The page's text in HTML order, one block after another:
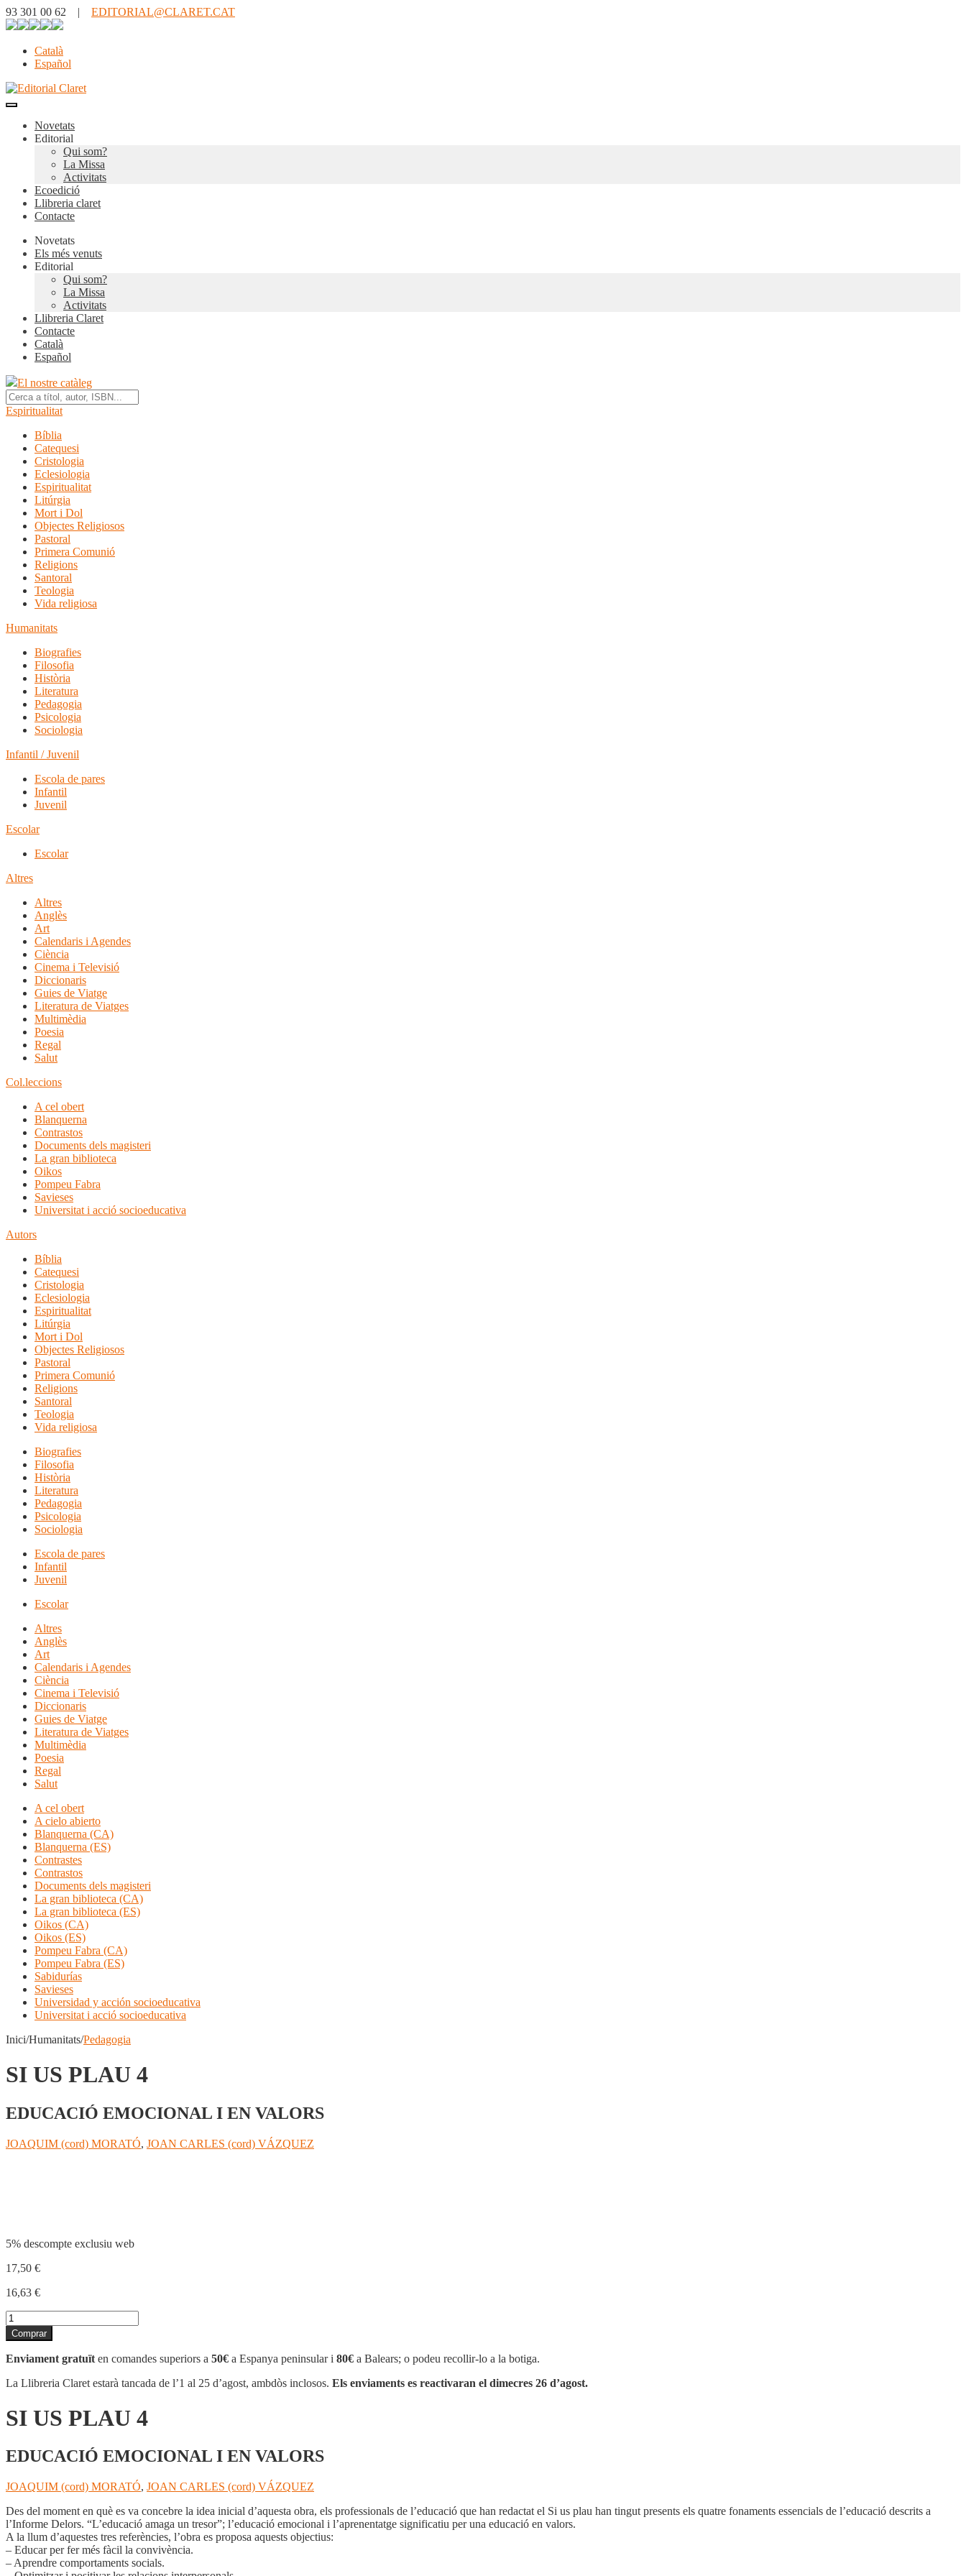
93 301 00 62 | EDITORIAL@CLARET.CAT
Català
Español
Novetats
Editorial
Qui som?
La Missa
Activitats
Ecoedició
Llibreria claret
Contacte
Novetats
Els més venuts
Editorial
Qui som?
La Missa
Activitats
Llibreria Claret
Contacte
Català
Español
El nostre catàleg
Espiritualitat
Bíblia
Catequesi
Cristologia
Eclesiologia
Espiritualitat
Litúrgia
Mort i Dol
Objectes Religiosos
Pastoral
Primera Comunió
Religions
Santoral
Teologia
Vida religiosa
Humanitats
Biografies
Filosofia
Història
Literatura
Pedagogia
Psicologia
Sociologia
Infantil / Juvenil
Escola de pares
Infantil
Juvenil
Escolar
Escolar
Altres
Altres
Anglès
Art
Calendaris i Agendes
Ciència
Cinema i Televisió
Diccionaris
Guies de Viatge
Literatura de Viatges
Multimèdia
Poesia
Regal
Salut
Col.leccions
A cel obert
Blanquerna
Contrastos
Documents dels magisteri
La gran biblioteca
Oikos
Pompeu Fabra
Savieses
Universitat i acció socioeducativa
Autors
Bíblia
Catequesi
Cristologia
Eclesiologia
Espiritualitat
Litúrgia
Mort i Dol
Objectes Religiosos
Pastoral
Primera Comunió
Religions
Santoral
Teologia
Vida religiosa
Biografies
Filosofia
Història
Literatura
Pedagogia
Psicologia
Sociologia
Escola de pares
Infantil
Juvenil
Escolar
Altres
Anglès
Art
Calendaris i Agendes
Ciència
Cinema i Televisió
Diccionaris
Guies de Viatge
Literatura de Viatges
Multimèdia
Poesia
Regal
Salut
A cel obert
A cielo abierto
Blanquerna (CA)
Blanquerna (ES)
Contrastes
Contrastos
Documents dels magisteri
La gran biblioteca (CA)
La gran biblioteca (ES)
Oikos (CA)
Oikos (ES)
Pompeu Fabra (CA)
Pompeu Fabra (ES)
Sabidurías
Savieses
Universidad y acción socioeducativa
Universitat i acció socioeducativa
Inici/Humanitats/Pedagogia
SI US PLAU 4
EDUCACIÓ EMOCIONAL I EN VALORS
JOAQUIM (cord) MORATÓ, JOAN CARLES (cord) VÁZQUEZ
5% descompte exclusiu web
17,50 €
16,63 €
quantitat
de
SI
US
4
Comprar
Enviament gratuït en comandes superiors a 50€ a Espanya peninsular i 80€ a Balears; o podeu recollir-lo a la botiga.
La Llibreria Claret estarà tancada de l’1 al 25 d’agost, ambdòs inclosos. Els enviaments es reactivaran el dimecres 26 d’agost.
SI US PLAU 4
EDUCACIÓ EMOCIONAL I EN VALORS
JOAQUIM (cord) MORATÓ, JOAN CARLES (cord) VÁZQUEZ
Des del moment en què es va concebre la idea inicial d’aquesta obra, els professionals de l’educació que han redactat el Si us plau han tingut presents els quatre fonaments essencials de l’educació descrits a
l’Informe Delors. “L’educació amaga un tresor”; l’educació emocional i l’aprenentatge significatiu per una educació en valors.
A la llum d’aquestes tres referències, l’obra es proposa aquests objectius:
– Educar per fer més fàcil la convivència.
– Aprendre comportaments socials.